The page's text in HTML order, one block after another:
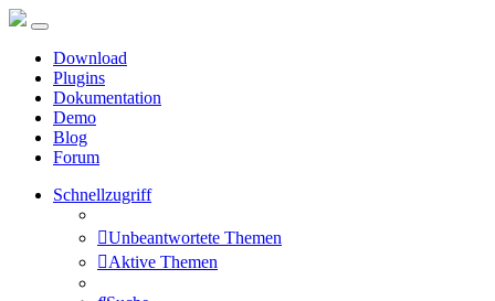
Download
Plugins
Dokumentation
Demo
Blog
Forum
Schnellzugriff
Unbeantwortete Themen
Aktive Themen